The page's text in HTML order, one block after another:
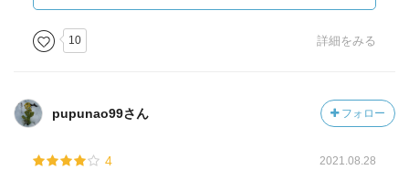
と？ハードな生活だったり。
退屈に感じていた日常が、実は誰かに守られて、支えられ
て成り立っているのだということ、覚えておきたい。
て、自分の思いを口にしている。明らかに変化（成長）し
ているのが、爽やかで良いなと思った。
｢誰もが旅に出られるわけじゃない。なのに、腐ってない人
10 詳細をみる
pupunao99さん フォロー
4 2021.08.28